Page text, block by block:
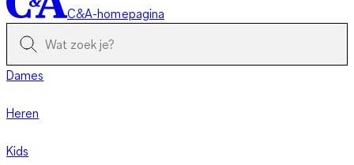
C&A-homepagina
Dames
Heren
Kids